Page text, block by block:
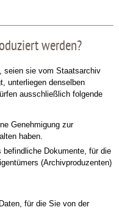
werden?
seien sie vom Staatsarchiv
unterliegen denselben
ausschließlich folgende
Genehmigung zur
haben.
Dokumente, für die
(Archivproduzenten)
für die Sie von der